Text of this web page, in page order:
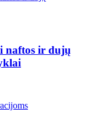
naftos ir dujų